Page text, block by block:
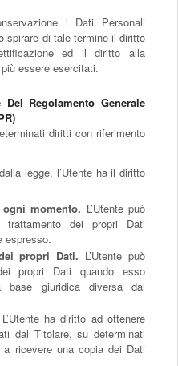
i Dati Personali
spirare di tale termine il diritto
ed il diritto alla
essere esercitati.
Regolamento Generale
diritti con riferimento
legge, l’Utente ha il diritto
momento. L’Utente può
dei propri Dati
espresso.
propri Dati. L’Utente può
propri Dati quando esso
giuridica diversa dal
L’Utente ha diritto ad ottenere
dal Titolare, su determinati
ricevere una copia dei Dati